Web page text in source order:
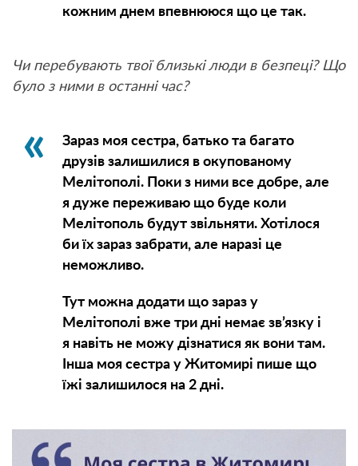
кожним днем впевнююся що це так.
Чи перебувають твої близькі люди в безпеці? Що
було з ними в останні час?
Зараз моя сестра, батько та багато
друзів залишилися в окупованому
Мелітополі. Поки з ними все добре, але
я дуже переживаю що буде коли
Мелітополь будут звільняти. Хотілося
би їх зараз забрати, але наразі це
неможливо.
Тут можна додати що зараз у
Мелітополі вже три дні немає зв’язку і
я навіть не можу дізнатися як вони там.
Інша моя сестра у Житомирі пише що
їжі залишилося на 2 дні.